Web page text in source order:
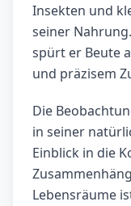
Insekten und
seiner
spürt er Beute
und präzisem
Die
in seiner
Einblick in die
Lebensräume